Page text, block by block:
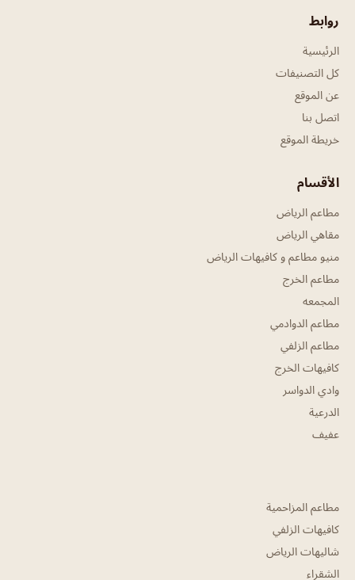
روابط
الرئيسية
كل التصنيفات
عن الموقع
اتصل بنا
خريطة الموقع
الأقسام
مطاعم الرياض
مقاهي الرياض
منيو مطاعم و كافيهات الرياض
مطاعم الخرج
المجمعه
مطاعم الدوادمي
مطاعم الزلفي
كافيهات الخرج
وادي الدواسر
الدرعية
عفيف
مطاعم المزاحمية
كافيهات الزلفي
شاليهات الرياض
الشقراء